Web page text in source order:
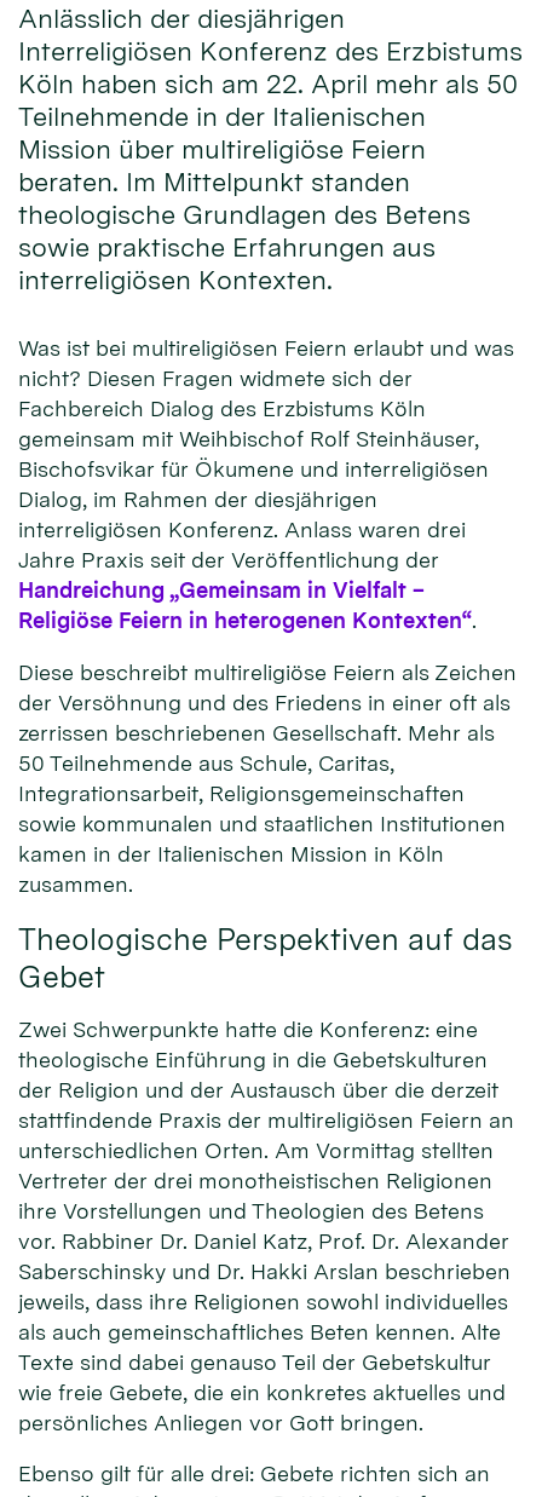
Anlässlich der diesjährigen
Interreligiösen Konferenz des Erzbistums
Köln haben sich am 22. April mehr als 50
Teilnehmende in der Italienischen
Mission über multireligiöse Feiern
beraten. Im Mittelpunkt standen
theologische Grundlagen des Betens
sowie praktische Erfahrungen aus
interreligiösen Kontexten.
Was ist bei multireligiösen Feiern erlaubt und was
nicht? Diesen Fragen widmete sich der
Fachbereich Dialog des Erzbistums Köln
gemeinsam mit Weihbischof Rolf Steinhäuser,
Bischofsvikar für Ökumene und interreligiösen
Dialog, im Rahmen der diesjährigen
interreligiösen Konferenz. Anlass waren drei
Jahre Praxis seit der Veröffentlichung der
Handreichung „Gemeinsam in Vielfalt –
Religiöse Feiern in heterogenen Kontexten“.
Diese beschreibt multireligiöse Feiern als Zeichen
der Versöhnung und des Friedens in einer oft als
zerrissen beschriebenen Gesellschaft. Mehr als
50 Teilnehmende aus Schule, Caritas,
Integrationsarbeit, Religionsgemeinschaften
sowie kommunalen und staatlichen Institutionen
kamen in der Italienischen Mission in Köln
zusammen.
Theologische Perspektiven auf das
Gebet
Zwei Schwerpunkte hatte die Konferenz: eine
theologische Einführung in die Gebetskulturen
der Religion und der Austausch über die derzeit
stattfindende Praxis der multireligiösen Feiern an
unterschiedlichen Orten. Am Vormittag stellten
Vertreter der drei monotheistischen Religionen
ihre Vorstellungen und Theologien des Betens
vor. Rabbiner Dr. Daniel Katz, Prof. Dr. Alexander
Saberschinsky und Dr. Hakki Arslan beschrieben
jeweils, dass ihre Religionen sowohl individuelles
als auch gemeinschaftliches Beten kennen. Alte
Texte sind dabei genauso Teil der Gebetskultur
wie freie Gebete, die ein konkretes aktuelles und
persönliches Anliegen vor Gott bringen.
Ebenso gilt für alle drei: Gebete richten sich an